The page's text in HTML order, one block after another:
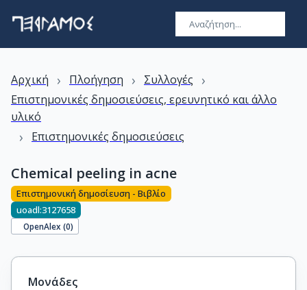
Αρχική › Πλοήγηση › Συλλογές ›
Επιστημονικές δημοσιεύσεις, ερευνητικό και άλλο
υλικό
› Επιστημονικές δημοσιεύσεις
Chemical peeling in acne
Επιστημονική δημοσίευση - Βιβλίο
uoadl:3127658
OpenAlex (0)
Μονάδες